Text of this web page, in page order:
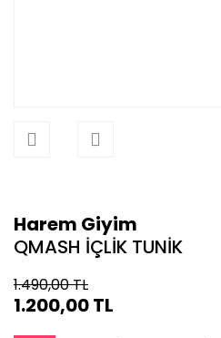
Harem Giyim
QMASH İÇLİK TUNİK
1.490,00 TL
1.200,00 TL